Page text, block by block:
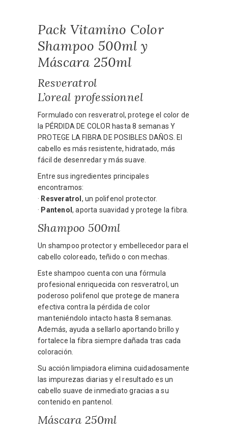
Pack Vitamino Color
Shampoo 500ml y
Máscara 250ml
Resveratrol
L’oreal professionnel
Formulado con resveratrol, protege el color de
la PÉRDIDA DE COLOR hasta 8 semanas Y
PROTEGE LA FIBRA DE POSIBLES DAÑOS. El
cabello es más resistente, hidratado, más
fácil de desenredar y más suave.
Entre sus ingredientes principales
encontramos:
· Resveratrol , un polifenol protector.
· Pantenol, aporta suavidad y protege la fibra.
Shampoo 500ml
Un shampoo protector y embellecedor para el
cabello coloreado, teñido o con mechas.
Este shampoo cuenta con una fórmula
profesional enriquecida con resveratrol, un
poderoso polifenol que protege de manera
efectiva contra la pérdida de color
manteniéndolo intacto hasta 8 semanas.
Además, ayuda a sellarlo aportando brillo y
fortalece la fibra siempre dañada tras cada
coloración.
Su acción limpiadora elimina cuidadosamente
las impurezas diarias y el resultado es un
cabello suave de inmediato gracias a su
contenido en pantenol.
Máscara 250ml